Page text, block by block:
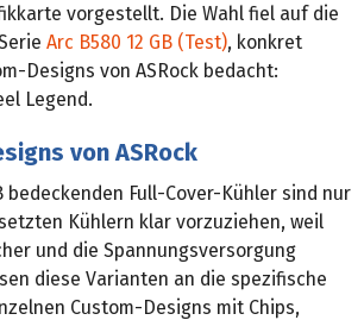
vorgestellt. Die Wahl fiel auf die
Arc B580 12 GB (Test), konkret
Designs von ASRock bedacht:
Legend.
von ASRock
bedeckenden Full-Cover-Kühler sind nur
Kühlern klar vorzuziehen, weil
und die Spannungsversorgung
diese Varianten an die spezifische
Custom-Designs mit Chips,